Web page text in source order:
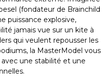
(fondateur de Brainchild
puissance explosive,
jamais vue sur un kite à
qui veulent repousser les
la MasterModel vous
une stabilité et une